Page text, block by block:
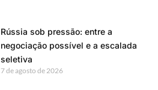
Rússia sob pressão: entre a
negociação possível e a escalada
seletiva
7 de agosto de 2026